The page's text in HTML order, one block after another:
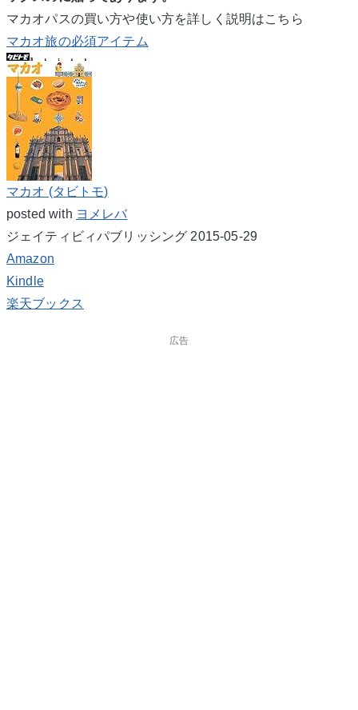
マカオパスの買い方や使い方を詳しく説明はこちら
マカオ旅の必須アイテム
マカオ (タビトモ)
posted with ヨメレバ
ジェイティビィパブリッシング 2015-05-29
Amazon
Kindle
楽天ブックス
広告